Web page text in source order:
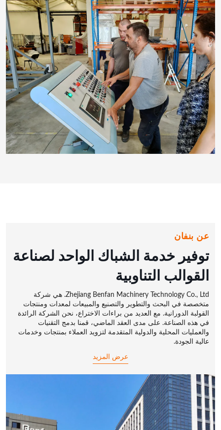
عن بنفان
توفير خدمة الشباك الواحد لصناعة
القوالب التناوبية
Zhejiang Benfan Machinery Technology Co., Ltd. هي شركة
متخصصة في البحث والتطوير والتصنيع والمبيعات لمعدات ومنتجات
القولبة الدورانية. مع العديد من براءات الاختراع، نحن الشركة الرائدة
في هذه الصناعة. على مدى العقد الماضي، قمنا بدمج التقنيات
والعمليات المحلية والدولية المتقدمة لتزويد العملاء بمنتجات وخدمات
عالية الجودة.
عرض المزيد